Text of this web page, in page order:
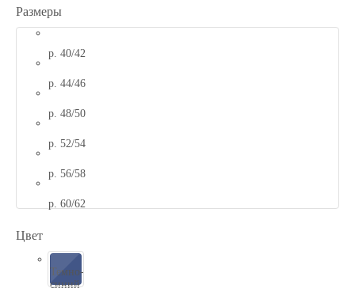
Размеры
р. 40/42
р. 44/46
р. 48/50
р. 52/54
р. 56/58
р. 60/62
Цвет
Темно-
синий